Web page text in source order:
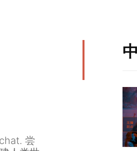
尝